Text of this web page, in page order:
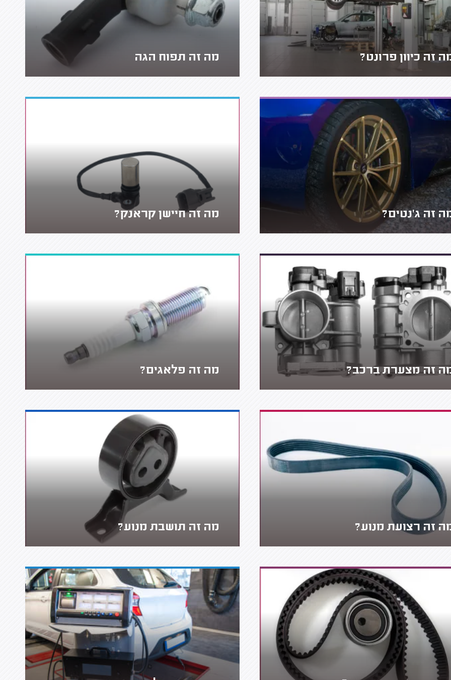
זה כיוון פרונט? מה זה תפוח הגה
זה ג'נטים? מה זה חיישן קראנק?
זה מצערת ברכב? מה זה פלאגים?
זה רצועת מנוע? מה זה תושבת מנוע?